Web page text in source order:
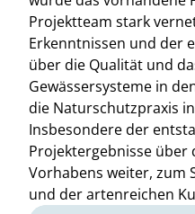
Projektteam stark
Erkenntnissen und der
über die Qualität und
Gewässersysteme in
die Naturschutzpraxis
Insbesondere der
Projektergebnisse über
Vorhabens weiter, zum
und der artenreichen